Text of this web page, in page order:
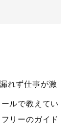
れず仕事が激
ルで教えてい
リーのガイド